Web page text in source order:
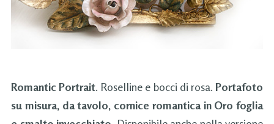
Romantic Portrait. Roselline e bocci di rosa. Portafoto
su misura, da tavolo, cornice romantica in Oro foglia